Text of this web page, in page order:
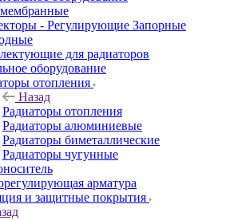
- Регулирующие Запорные
для радиаторов
оборудование
отопления
Назад
Радиаторы отопления
Радиаторы алюминиевые
Радиаторы биметаллические
Радиаторы чугунные
арматура
и защитные покрытия